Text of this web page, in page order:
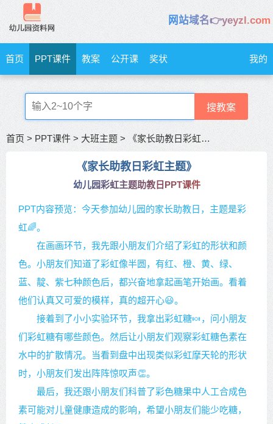
网站域名👉yeyzl.com
首页 PPT课件 教案 公开课 奖状 我的
搜教案
首页 > PPT课件 > 大班主题 > 《家长助教日彩虹主题》彩虹主题助教日
《家长助教日彩虹主题》
幼儿园彩虹主题助教日PPT课件
PPT内容预览：今天参加幼儿园的家长助教日，主题是彩
虹🌈。
在画画环节，我先跟小朋友们介绍了彩虹的形状和颜
色。小朋友们知道了彩虹像半圆，有红、橙、黄、绿、
蓝、靛、紫七种颜色后，都兴奋地拿起画笔开始画。看着
他们认真又可爱的模样，真的超开心😃。
接着到了小小实验环节，我拿出彩虹糖🍬，问小朋友
们彩虹糖有哪些颜色。然后让小朋友们观察彩虹糖色素在
水中的扩散情况。当看到盘中出现类似彩虹摩天轮的形状
时，小朋友们发出阵阵惊叹声👏。
最后，我还跟小朋友们科普了彩色糖果中人工合成色
素可能对儿童健康造成的影响，希望小朋友们能少吃糖，